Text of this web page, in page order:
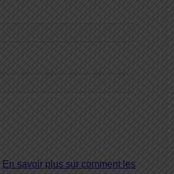
En savoir plus sur comment les